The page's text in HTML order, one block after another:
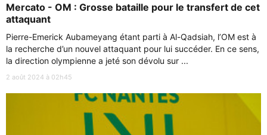
Mercato - OM : Grosse bataille pour le transfert de cet
attaquant
Pierre-Emerick Aubameyang étant parti à Al-Qadsiah, l’OM est à
la recherche d’un nouvel attaquant pour lui succéder. En ce sens,
la direction olympienne a jeté son dévolu sur ...
2 août 2024 à 02h45